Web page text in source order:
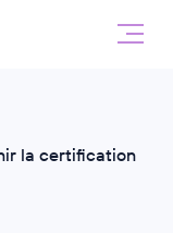
la certification